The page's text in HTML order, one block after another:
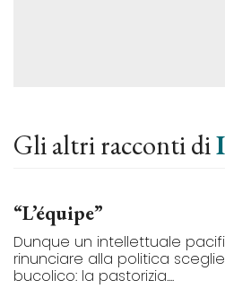
Gli altri racconti di
“L’équipe”
Dunque un intellettuale
rinunciare alla politica
bucolico: la pastorizia....